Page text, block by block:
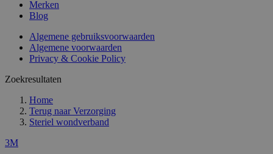
Merken
Blog
Algemene gebruiksvoorwaarden
Algemene voorwaarden
Privacy & Cookie Policy
Zoekresultaten
Home
Terug naar Verzorging
Steriel wondverband
3M